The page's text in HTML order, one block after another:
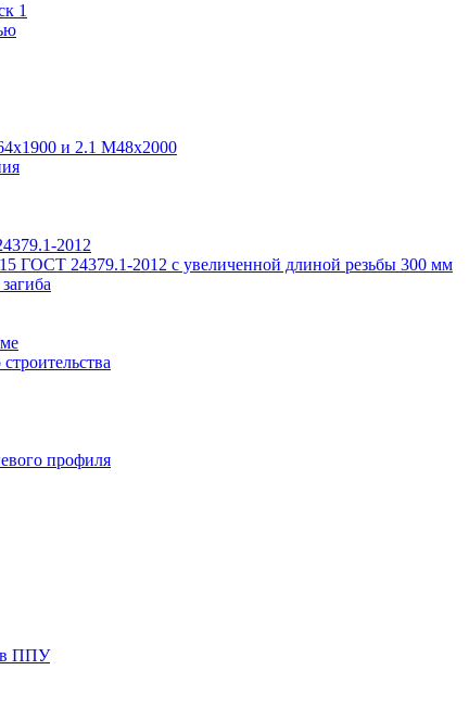
1
и 2.1 М48х2000
2012
ГОСТ 24379.1-2012 с увеличенной длиной резьбы 300 мм
профиля
в ППУ